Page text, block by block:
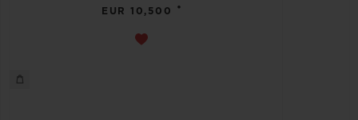
EUR 10,500 •